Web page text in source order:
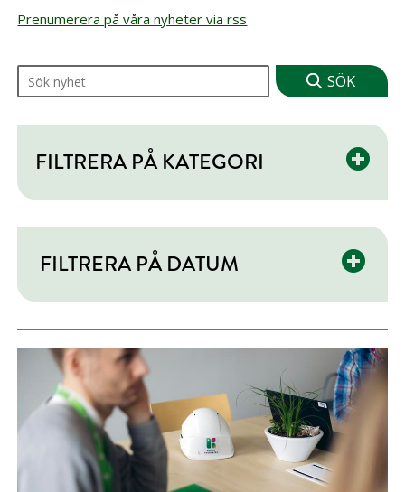
Prenumerera på våra nyheter via rss
Sök på nyheter
FILTRERA PÅ KATEGORI
FILTRERA PÅ DATUM